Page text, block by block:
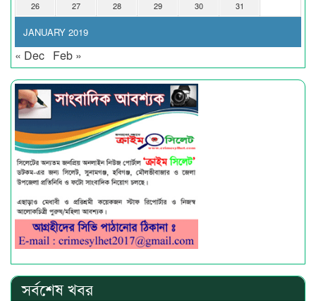
JANUARY 2019
26
27 28 29 30 31
« Dec Feb »
সর্বশেষ খবর